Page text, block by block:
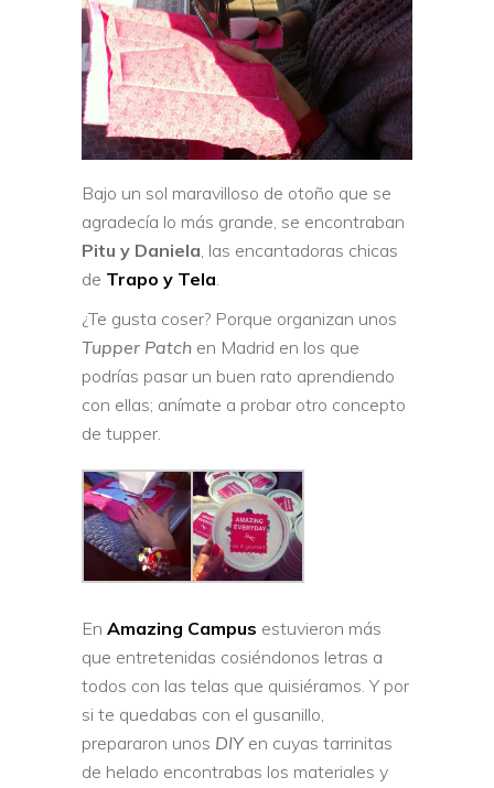
Bajo un sol maravilloso de otoño que se
agradecía lo más grande, se encontraban
Pitu y Daniela, las encantadoras chicas
de Trapo y Tela.
¿Te gusta coser? Porque organizan unos
Tupper Patch en Madrid en los que
podrías pasar un buen rato aprendiendo
con ellas; anímate a probar otro concepto
de tupper.
En Amazing Campus estuvieron más
que entretenidas cosiéndonos letras a
todos con las telas que quisiéramos. Y por
si te quedabas con el gusanillo,
prepararon unos DIYen cuyas tarrinitas
de helado encontrabas los materiales y